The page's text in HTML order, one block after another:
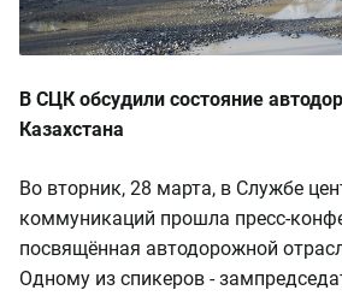
В СЦК обсудили состояние
Казахстана
Во вторник, 28 марта, в Службе
коммуникаций прошла пресс-
посвящённая автодорожной
Одному из спикеров -